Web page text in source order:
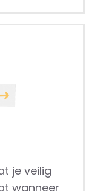
je veilig
wanneer